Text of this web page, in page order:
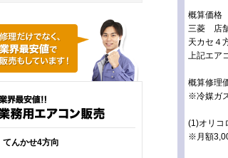
てんかせ4方向
概算価格
三菱 店
天カセ４
上記エア
概算修理
※冷媒ガ
(1)オリコ
※月額